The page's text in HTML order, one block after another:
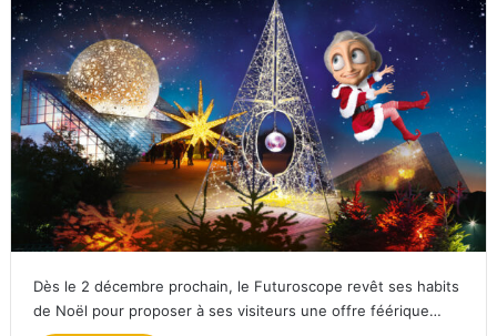
Dès le 2 décembre prochain, le Futuroscope revêt ses habits
de Noël pour proposer à ses visiteurs une offre féérique…